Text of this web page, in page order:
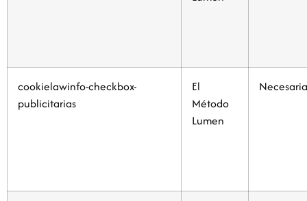
cookielawinfo-checkbox-
publicitarias
El
Método
Lumen